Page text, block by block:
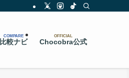
COMPARE
比較ナビ
OFFICIAL
Chocobra公式